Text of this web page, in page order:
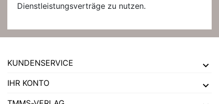
Dienstleistungsverträge zu nutzen.
KUNDENSERVICE
IHR KONTO